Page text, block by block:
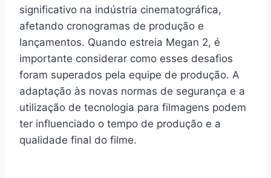
significativo na indústria cinematográfica,
afetando cronogramas de produção e
lançamentos. Quando estreia Megan 2, é
importante considerar como esses desafios
foram superados pela equipe de produção. A
adaptação às novas normas de segurança e a
utilização de tecnologia para filmagens podem
ter influenciado o tempo de produção e a
qualidade final do filme.